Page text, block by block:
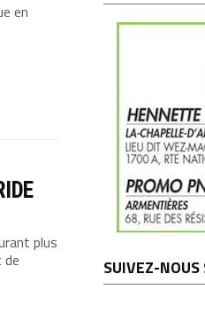
en
plus
de
SUIVEZ-NOUS